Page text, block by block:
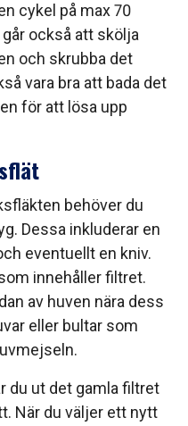
cykel på max 70
också att skölja
och skrubba det
vara bra att bada det
för att lösa upp
behöver du
Dessa inkluderar en
eventuellt en kniv.
innehåller filtret.
av huven nära dess
eller bultar som
du ut det gamla filtret
När du väljer ett nytt